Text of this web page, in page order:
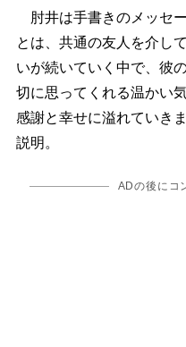
肘井は手書きのメッセ
とは、共通の友人を介し
いが続いていく中で、彼
切に思ってくれる温かい
感謝と幸せに溢れていき
説明。
ADの後にコ